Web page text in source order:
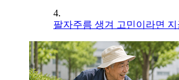
4.
팔자주름 생겨 고민이라면